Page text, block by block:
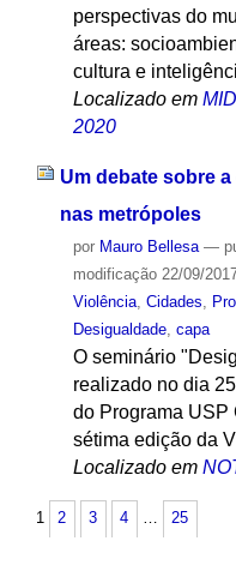
perspectivas do
áreas:
cultura e
Localizado em
2020
Um debate sobre
nas metrópoles
por Mauro Bellesa —
modificação22/09/
Violência, Cidades,
Desigualdade, capa
O seminário
realizado no dia
do Programa USP
sétima edição da
Localizado em
1 2 3 4 … 25